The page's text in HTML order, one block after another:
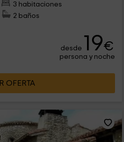
3 habitaciones
2 baños
desde 19€
persona y noche
OFERTA